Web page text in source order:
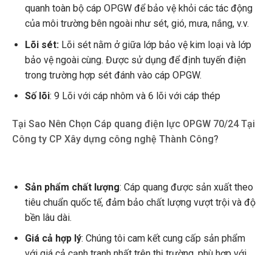
quanh toàn bộ cáp OPGW để bảo vệ khỏi các tác động
của môi trường bên ngoài như sét, gió, mưa, nắng, v.v.
Lõi sét:Lõi sét nằm ở giữa lớp bảo vệ kim loại và lớp
bảo vệ ngoài cùng. Được sử dụng để định tuyến điện
trong trường hợp sét đánh vào cáp OPGW.
Số lõi: 9 Lõi với cáp nhôm và 6 lõi với cáp thép
Tại Sao Nên Chọn Cáp quang điện lực OPGW 70/24 Tại
Công ty CP Xây dựng công nghệ Thành Công?
Sản phẩm chất lượng: Cáp quang được sản xuất theo
tiêu chuẩn quốc tế, đảm bảo chất lượng vượt trội và độ
bền lâu dài.
Giá cả hợp lý: Chúng tôi cam kết cung cấp sản phẩm